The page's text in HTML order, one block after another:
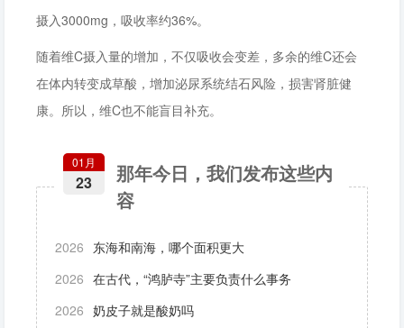
摄入3000mg，吸收率约36%。
随着维C摄入量的增加，不仅吸收会变差，多余的维C还会
在体内转变成草酸，增加泌尿系统结石风险，损害肾脏健
康。所以，维C也不能盲目补充。
那年今日，我们发布这些内
容
01月
23
2026 东海和南海，哪个面积更大
2026 在古代，“鸿胪寺”主要负责什么事务
2026 奶皮子就是酸奶吗